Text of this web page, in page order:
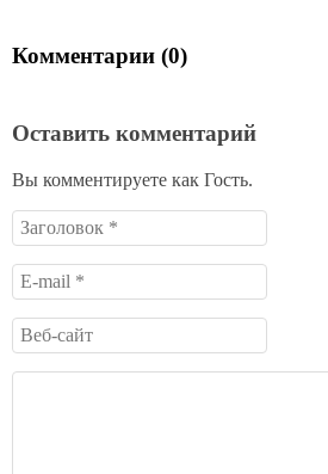
Комментарии (0)
Оставить комментарий
Вы комментируете как Гость.